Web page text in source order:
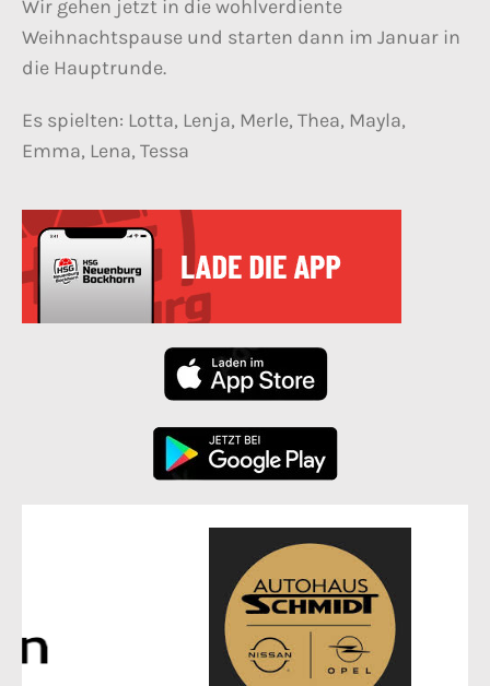
Wir gehen jetzt in die wohlverdiente
Weihnachtspause und starten dann im Januar in
die Hauptrunde.
Es spielten: Lotta, Lenja, Merle, Thea, Mayla,
Emma, Lena, Tessa